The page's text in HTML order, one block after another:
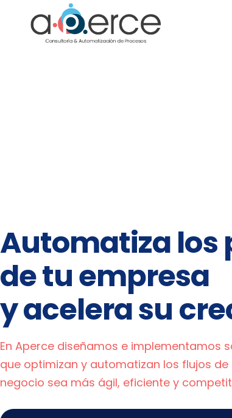
Automatiza los
de tu empresa
y acelera su
En Aperce diseñamos e implementamos
que optimizan y automatizan los flujos
negocio sea más ágil, eficiente y